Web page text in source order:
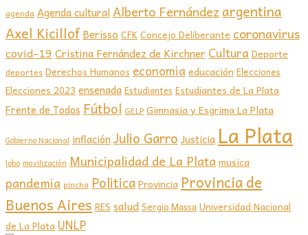
agenda Agenda culturalAlberto Fernández argentina
Axel Kicillof Berisso CFKConcejo Deliberante coronavirus
covid-19 Cristina Fernández de Kirchner Cultura Deporte
deportes Derechos Humanos economia educación Elecciones
Elecciones 2023 ensenada Estudiantes Estudiantes de La Plata
Frente de Todos Fútbol GELP Gimnasia y Esgrima La Plata
Gobierno Nacional inflación Julio Garro Justicia La Plata
lobo movilización Municipalidad de La Plata musica
pandemia pincha PoliticaProvincia Provincia de
Buenos Aires RES saludSergio MassaUniversidad Nacional
de La Plata UNLP